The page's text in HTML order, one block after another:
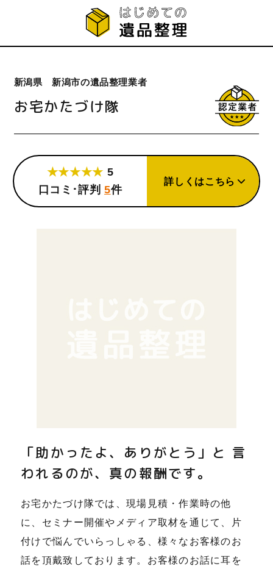
新潟県 新潟市の遺品整理業者
お宅かたづけ隊
★★★★★ 5
口コミ･評判 5件
詳しくはこちら
「助かったよ、ありがとう」と 言
われるのが、真の報酬です。
お宅かたづけ隊では、現場見積・作業時の他
に、セミナー開催やメディア取材を通じて、片
付けで悩んでいらっしゃる、様々なお客様のお
話を頂戴致しております。お客様のお話に耳を